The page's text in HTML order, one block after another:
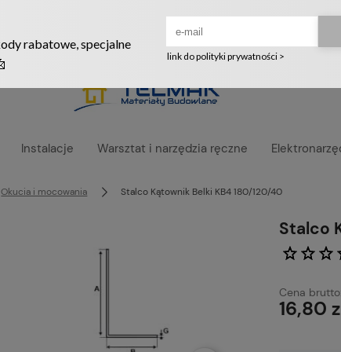
Ruszyła nowa szata graficzna naszego sklepu! ❤️
Instalacje Warsztat i narzędzia ręczne
Okucia i mocowania Stalco Kątownik Belki KB4 180/120/40
Stalco
Cena brutto:
16,80